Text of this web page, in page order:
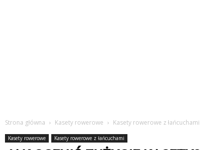
Strona główna Kasety rowerowe Kasety rowerowe z łańcuchami
Kasety rowerowe Kasety rowerowe z łańcuchami